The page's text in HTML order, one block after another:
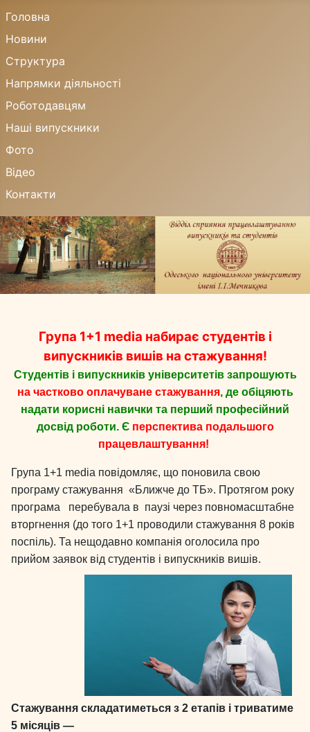
Головна
Новини
Структура
Напрямки діяльності
Роботодавцям
Наші випускники
Фото
Відео
Контакти
Група 1+1 media набирає студентів і
випускників вишів на стажування!
Студентів і випускників університетів запрошують
на частково оплачуване стажування, де обіцяють
надати корисні навички та перший професійний
досвід роботи. Є перспектива подальшого
працевлаштування!
Група 1+1 media повідомляє, що поновила свою
програму стажування «Ближче до ТБ». Протягом року
програма перебувала в паузі через повномасштабне
вторгнення (до того 1+1 проводили стажування 8 років
поспіль). Та нещодавно компанія оголосила про
прийом заявок від студентів і випускників вишів.
Стажування складатиметься з 2 етапів і триватиме
5 місяців —